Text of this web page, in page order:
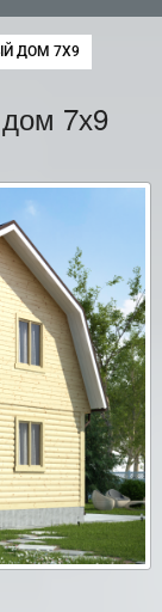
ДОМ 7Х9
7х9